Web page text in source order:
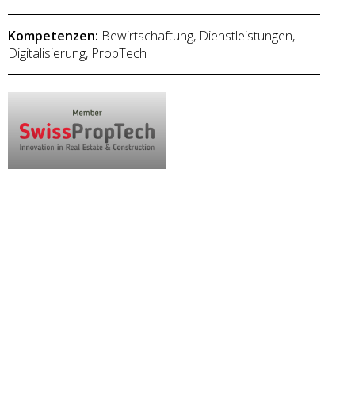
Kompetenzen: Bewirtschaftung, Dienstleistungen,
Digitalisierung, PropTech